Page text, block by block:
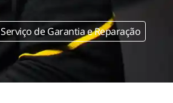
Serviço de Garantia e Reparação